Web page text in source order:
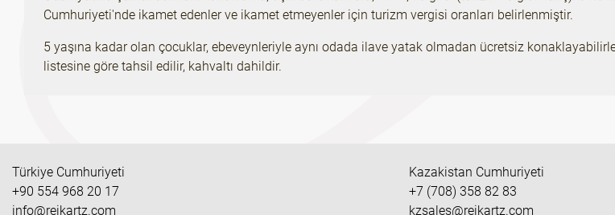
Cumhuriyeti'nde ikamet edenler ve ikamet etmeyenler için turizm vergisi oranları belirlenmiştir.
5 yaşına kadar olan çocuklar, ebeveynleriyle aynı odada ilave yatak olmadan ücretsiz
listesine göre tahsil edilir, kahvaltı dahildir.
Türkiye Cumhuriyeti
+90 554 968 20 17
info@reikartz.com
Kazakistan Cumhuriyeti
+7 (708) 358 82 83
kzsales@reikartz.com